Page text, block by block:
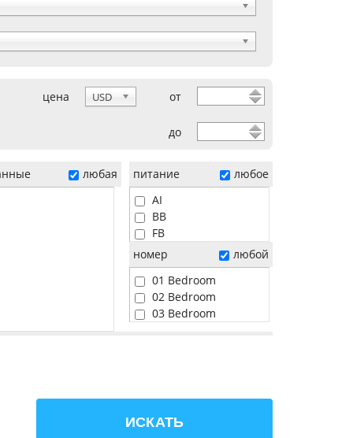
цена USD от
до
любая
питание
любое
AI
BB
FB
HB
номер
любой
01 Bedroom
02 Bedroom
03 Bedroom
Pool
Water
ИСКАТЬ